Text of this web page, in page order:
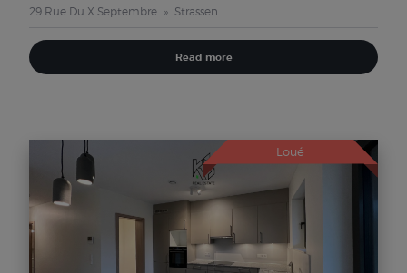
29 Rue Du X Septembre Strassen
Read more
Loué